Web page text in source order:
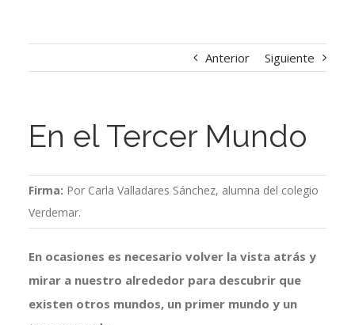
Anterior Siguiente
En el Tercer Mundo
Firma: Por Carla Valladares Sánchez, alumna del colegio
Verdemar.
En ocasiones es necesario volver la vista atrás y
mirar a nuestro alrededor para descubrir que
existen otros mundos, un primer mundo y un